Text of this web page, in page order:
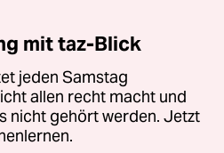
mit taz-Blick
jeden Samstag
allen recht macht und
nicht gehört werden. Jetzt